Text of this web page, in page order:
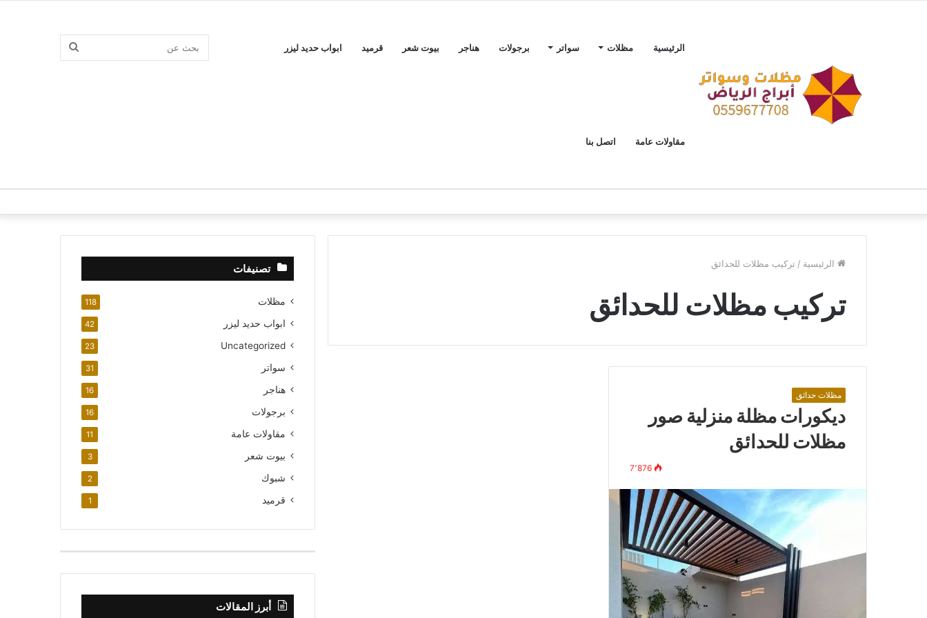
الرئيسية مظلات سواتر برجولات هناجر بيوت شعر قرميد ابواب حديد ليزر
مقاولات عامة اتصل بنا
بحث
الرئيسية / تركيب مظلات للحدائق
تركيب مظلات للحدائق
مظلات حدائق
ديكورات مظلة منزلية صور
مظلات للحدائق
7٬876
تصنيفات
مظلات 118
ابواب حديد ليزر 42
Uncategorized
23
سواتر 31
هناجر 16
برجولات 16
مقاولات عامة 11
بيوت شعر 3
شبوك 2
قرميد 1
أبرز المقالات